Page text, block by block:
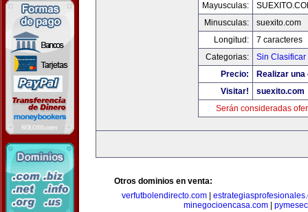
Mayusculas:
Minusculas:
suexito.com
Longitud:
7 caracteres
Categorias:
Sin Clasificar
Precio:
Realizar
Visitar!
suexito.com
Serán consideradas
Otros dominios en venta:
verfutbolendirecto.com
minegocioencasa.com